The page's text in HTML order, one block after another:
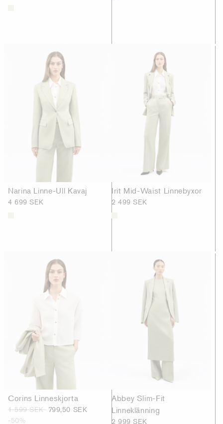
Narina Linne-Ull Kavaj
4 699 SEK
Irit Mid-Waist Linnebyxor
2 499 SEK
Corins Linneskjorta
1 599 SEK 799,50 SEK
-50%
Abbey Slim-Fit
Linneklänning
2 999 SEK